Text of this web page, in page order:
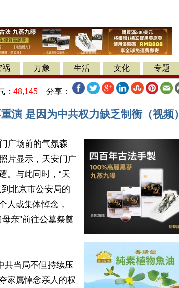
祸 万象 生活 文化 专题
： 48,145 分享：
演 是因为中共权力缺乏制衡（视频）
广场前的气氛森
片显示，天安门广
。与此同时，“天
北京市公安局的
人或集体悼念，
亲”前往公墓祭奠
共当局不但持续压
家属悼念亲人的权